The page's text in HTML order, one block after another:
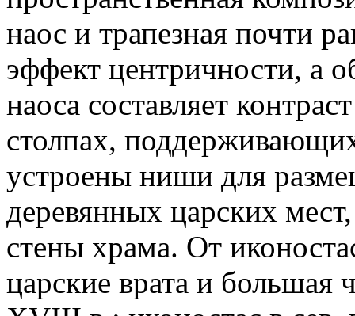
наос и трапезная почти
эффект центричности, а
наоса составляет
столпах,
устроены ниши для
деревянных царских
стены храма. От
царские врата и большая